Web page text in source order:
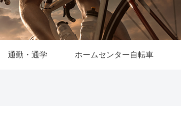
通勤・通学 ホームセンター自転車